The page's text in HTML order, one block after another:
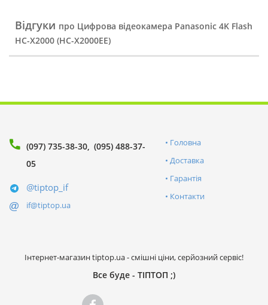
Відгуки про Цифрова відеокамера Panasonic 4K Flash
HC-X2000 (HC-X2000EE)
(097) 735-38-30 (095) 488-37-
05
@tiptop_if
if@tiptop.ua
Головна
Доставка
Гарантія
Контакти
Інтернет-магазин tiptop.ua - смішні ціни, серйозний сервіс!
Все буде - ТІПТОП ;)